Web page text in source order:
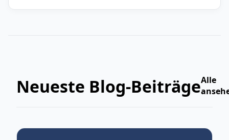
Neueste Blog-BeiträgeAlle